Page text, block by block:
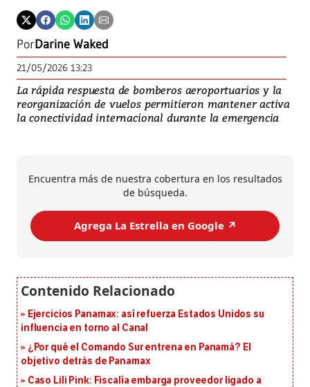
PorDarine Waked
21/05/2026 13:23
La rápida respuesta de bomberos aeroportuarios y la
reorganización de vuelos permitieron mantener activa
la conectividad internacional durante la emergencia
Encuentra más de nuestra cobertura en los resultados
de búsqueda.
Agrega La Estrella en Google ↗️
Ejercicios Panamax: así refuerza Estados Unidos su
influencia en torno al Canal
¿Por qué el Comando Sur entrena en Panamá? El
objetivo detrás de Panamax
Caso Lili Pink: Fiscalía embarga proveedor ligado a